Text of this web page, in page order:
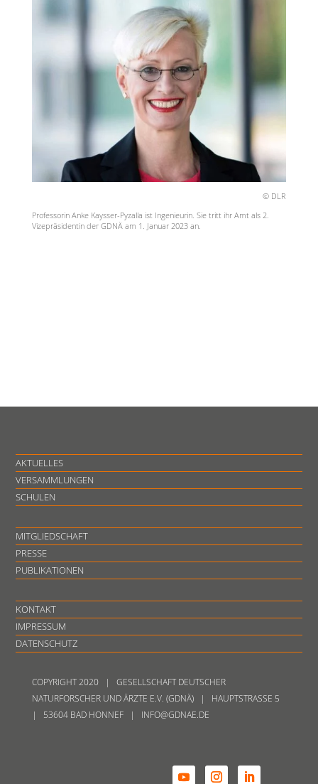
© DLR
Professorin Anke Kaysser-Pyzalla ist Ingenieurin. Sie tritt ihr Amt als 2.
Vizepräsidentin der GDNÄ am 1. Januar 2023 an.
AKTUELLES
VERSAMMLUNGEN
SCHULEN
MITGLIEDSCHAFT
PRESSE
PUBLIKATIONEN
KONTAKT
IMPRESSUM
DATENSCHUTZ
COPYRIGHT 2020 | GESELLSCHAFT DEUTSCHER
NATURFORSCHER UND ÄRZTE E.V. (GDNÄ) | HAUPTSTRASSE 5
| 53604 BAD HONNEF | INFO@GDNAE.DE